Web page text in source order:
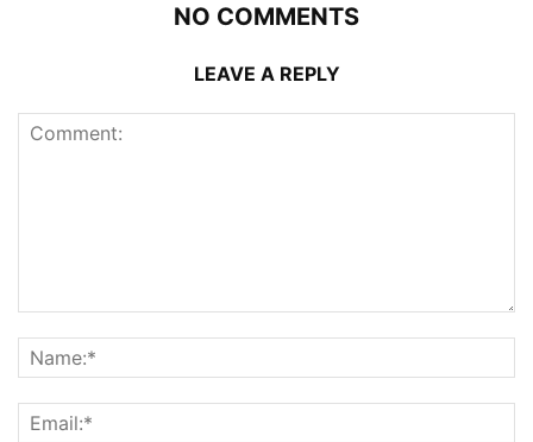
NO COMMENTS
LEAVE A REPLY